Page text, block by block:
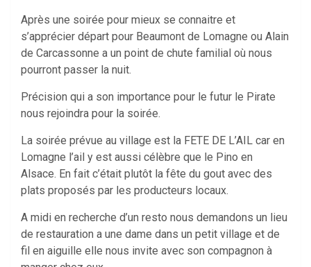
Après une soirée pour mieux se connaitre et
s’apprécier départ pour Beaumont de Lomagne ou Alain
de Carcassonne a un point de chute familial où nous
pourront passer la nuit.
Précision qui a son importance pour le futur le Pirate
nous rejoindra pour la soirée.
La soirée prévue au village est la FETE DE L’AIL car en
Lomagne l’ail y est aussi célèbre que le Pino en
Alsace. En fait c’était plutôt la fête du gout avec des
plats proposés par les producteurs locaux.
A midi en recherche d’un resto nous demandons un lieu
de restauration a une dame dans un petit village et de
fil en aiguille elle nous invite avec son compagnon à